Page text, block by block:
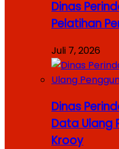
Dinas
Pelatihan
Juli 7, 2026
Dinas
Data Ulang
Krooy